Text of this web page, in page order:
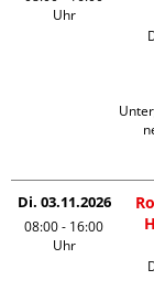
Uhr
Di. 03.11.2026
08:00 - 16:00
Uhr